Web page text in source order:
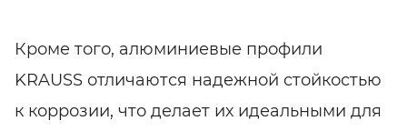
Кроме того, алюминиевые профили
KRAUSS отличаются надежной стойкостью
к коррозии, что делает их идеальными для